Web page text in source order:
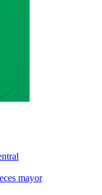
mayor